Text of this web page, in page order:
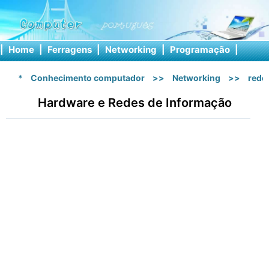
| Home | Ferragens | Networking | Programação |
* Conhecimento computador >> Networking >> rede
Hardware e Redes de Informação